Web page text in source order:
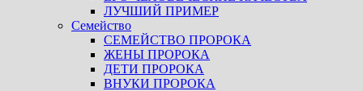
ЛУЧШИЙ ПРИМЕР
Семейство
СЕМЕЙСТВО ПРОРОКА
ЖЕНЫ ПРОРОКА
ДЕТИ ПРОРОКА
ВНУКИ ПРОРОКА